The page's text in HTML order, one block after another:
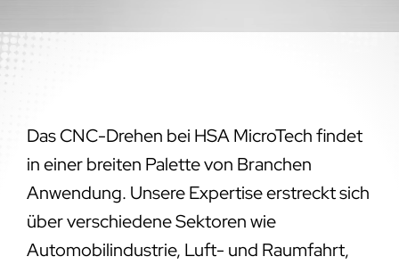
Das CNC-Drehen bei HSA MicroTech findet
in einer breiten Palette von Branchen
Anwendung. Unsere Expertise erstreckt sich
über verschiedene Sektoren wie
Automobilindustrie, Luft- und Raumfahrt,